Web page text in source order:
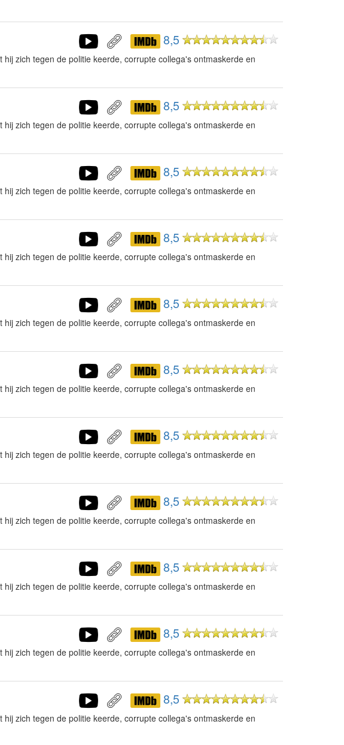
8,5
zich tegen de politie keerde, corrupte collega's ontmaskerde en
8,5
zich tegen de politie keerde, corrupte collega's ontmaskerde en
8,5
zich tegen de politie keerde, corrupte collega's ontmaskerde en
8,5
zich tegen de politie keerde, corrupte collega's ontmaskerde en
8,5
zich tegen de politie keerde, corrupte collega's ontmaskerde en
8,5
zich tegen de politie keerde, corrupte collega's ontmaskerde en
8,5
zich tegen de politie keerde, corrupte collega's ontmaskerde en
8,5
zich tegen de politie keerde, corrupte collega's ontmaskerde en
8,5
zich tegen de politie keerde, corrupte collega's ontmaskerde en
8,5
zich tegen de politie keerde, corrupte collega's ontmaskerde en
8,5
zich tegen de politie keerde, corrupte collega's ontmaskerde en